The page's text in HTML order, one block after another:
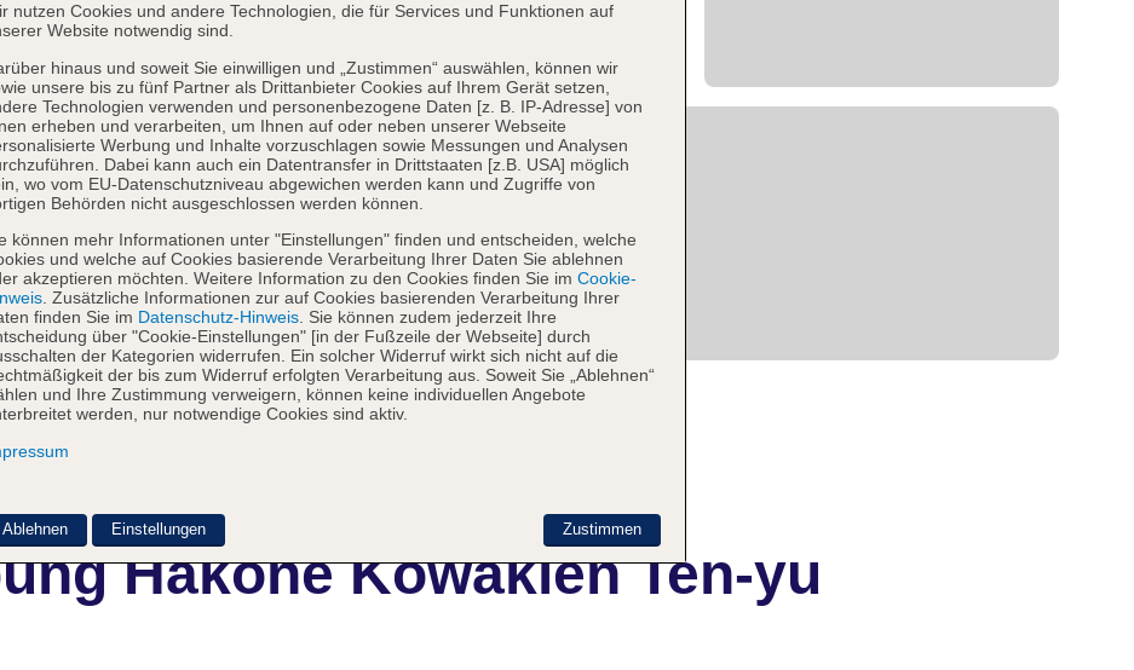
Hakone Kowakien Ten-yu
nutzen Cookies und andere Technologien, die für Services und Funktionen auf
Website notwendig sind.
hinaus und soweit Sie einwilligen und „Zustimmen“ auswählen, können wir
unsere bis zu fünf Partner als Drittanbieter Cookies auf Ihrem Gerät setzen,
Technologien verwenden und personenbezogene Daten [z. B. IP-Adresse] von
erheben und verarbeiten, um Ihnen auf oder neben unserer Webseite
Werbung und Inhalte vorzuschlagen sowie Messungen und Analysen
Dabei kann auch ein Datentransfer in Drittstaaten [z.B. USA] möglich
wo vom EU-Datenschutzniveau abgewichen werden kann und Zugriffe von
Behörden nicht ausgeschlossen werden können.
können mehr Informationen unter "Einstellungen" finden und entscheiden, welche
und welche auf Cookies basierende Verarbeitung Ihrer Daten Sie ablehnen
akzeptieren möchten. Weitere Information zu den Cookies finden Sie im Cookie-
. Zusätzliche Informationen zur auf Cookies basierenden Verarbeitung Ihrer
finden Sie im Datenschutz-Hinweis . Sie können zudem jederzeit Ihre
über "Cookie-Einstellungen" [in der Fußzeile der Webseite] durch
der Kategorien widerrufen. Ein solcher Widerruf wirkt sich nicht auf die
der bis zum Widerruf erfolgten Verarbeitung aus. Soweit Sie „Ablehnen“
und Ihre Zustimmung verweigern, können keine individuellen Angebote
werden, nur notwendige Cookies sind aktiv.
Zustimmen
Ablehnen Einstellungen